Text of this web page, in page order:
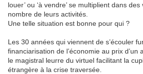
louer’ ou ‘à vendre’ se multiplient dans
nombre de leurs activités.
Une telle situation est bonne pour qui ?
Les 30 années qui viennent de s’écouler
financiarisation de l’économie au prix d’un
le magistral leurre du virtuel facilitant la
étrangère à la crise traversée.